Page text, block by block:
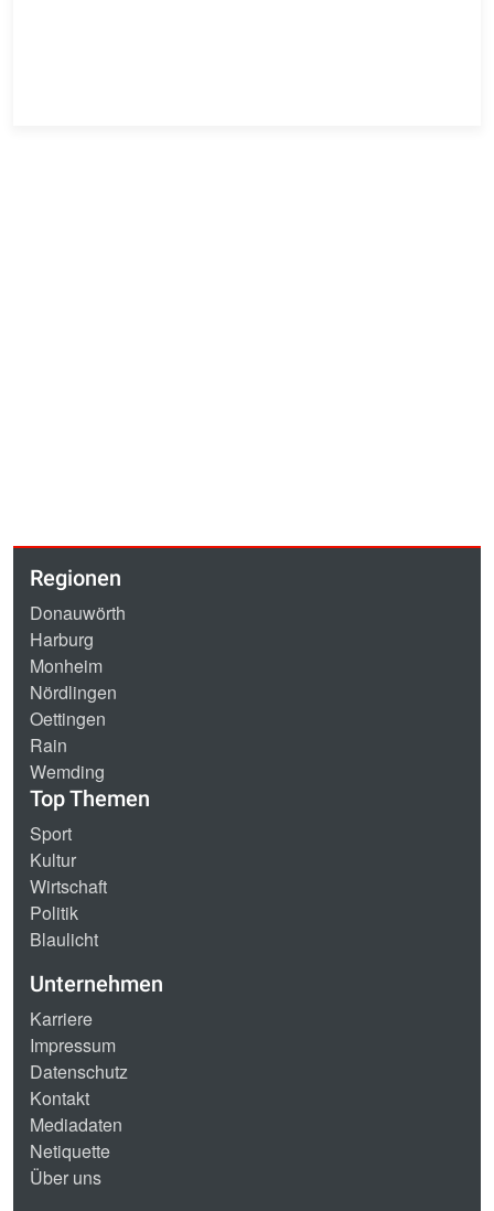
Regionen
Donauwörth
Harburg
Monheim
Nördlingen
Oettingen
Rain
Wemding
Top Themen
Sport
Kultur
Wirtschaft
Politik
Blaulicht
Unternehmen
Karriere
Impressum
Datenschutz
Kontakt
Mediadaten
Netiquette
Über uns